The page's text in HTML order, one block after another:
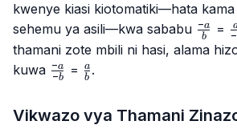
kwenye kiasi kiotomatiki—hata
sehemu ya asili—kwa sababu
a}{b}
b
−a = −
thamani zote mbili ni hasi, alama
kuwa \frac{-
a}{-b}
−b
−a = \frac{a}
{b}
b
a .
Vikwazo vya Thamani